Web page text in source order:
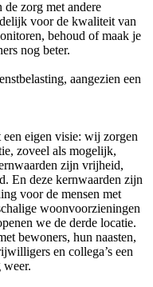
zorg met andere
voor de kwaliteit van
behoud of maak je
nog beter.
aangezien een
een eigen visie: wij zorgen
zoveel als mogelijk,
zijn vrijheid,
En deze kernwaarden zijn
voor de mensen met
woonvoorzieningen
we de derde locatie.
bewoners, hun naasten,
en collega’s een
weer.